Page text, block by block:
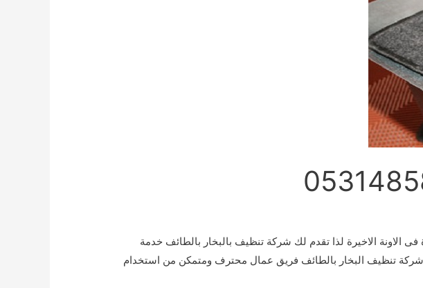
الاونة الاخيرة لذا تقدم لك شركة تنظيف بالبخار بالطائف خدمة
شركة تنظيف البخار بالطائف فريق عمال محترف ومتمكن من استخدام